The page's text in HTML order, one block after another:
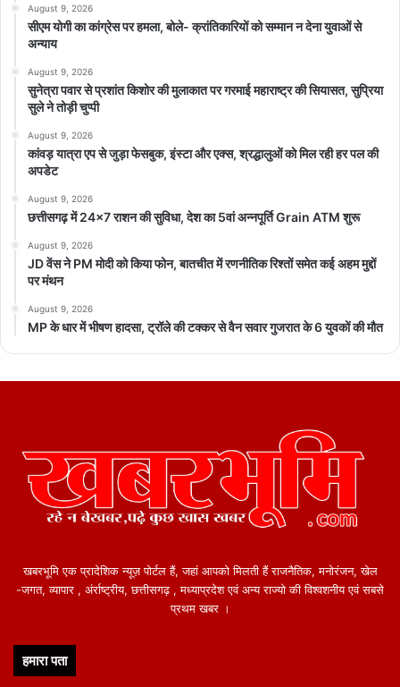
August 9, 2026
सीएम योगी का कांग्रेस पर हमला, बोले- क्रांतिकारियों को सम्मान न देना युवाओं से
अन्याय
August 9, 2026
सुनेत्रा पवार से प्रशांत किशोर की मुलाकात पर गरमाई महाराष्ट्र की सियासत, सुप्रिया
सुले ने तोड़ी चुप्पी
August 9, 2026
कांवड़ यात्रा एप से जुड़ा फेसबुक, इंस्टा और एक्स, श्रद्धालुओं को मिल रही हर पल की
अपडेट
August 9, 2026
छत्तीसगढ़ में 24×7 राशन की सुविधा, देश का 5वां अन्नपूर्ति Grain ATM शुरू
August 9, 2026
JD वेंस ने PM मोदी को किया फोन, बातचीत में रणनीतिक रिश्तों समेत कई अहम मुद्दों
पर मंथन
August 9, 2026
MP के धार में भीषण हादसा, ट्रॉले की टक्कर से वैन सवार गुजरात के 6 युवकों की मौत
खबरभूमि एक प्रादेशिक न्यूज़ पोर्टल हैं, जहां आपको मिलती हैं राजनैतिक, मनोरंजन, खेल
-जगत, व्यापार , अंर्राष्ट्रीय, छत्तीसगढ़ , मध्याप्रदेश एवं अन्य राज्यो की विश्वशनीय एवं सबसे
प्रथम खबर ।
हमारा पता